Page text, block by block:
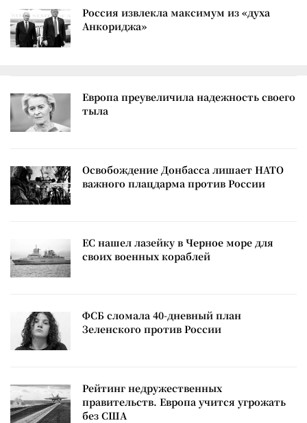
Россия извлекла максимум из «духа
Анкориджа»
Европа преувеличила надежность своего
тыла
Освобождение Донбасса лишает НАТО
важного плацдарма против России
ЕС нашел лазейку в Черное море для
своих военных кораблей
ФСБ сломала 40-дневный план
Зеленского против России
Рейтинг недружественных
правительств. Европа учится угрожать
без США